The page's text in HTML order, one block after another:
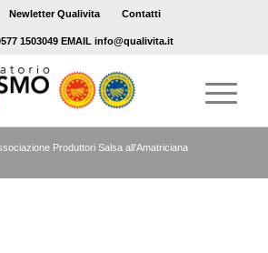
Newletter Qualivita Contatti
1503049 EMAIL info@qualivita.it
Produttori Salsa all’Amatriciana